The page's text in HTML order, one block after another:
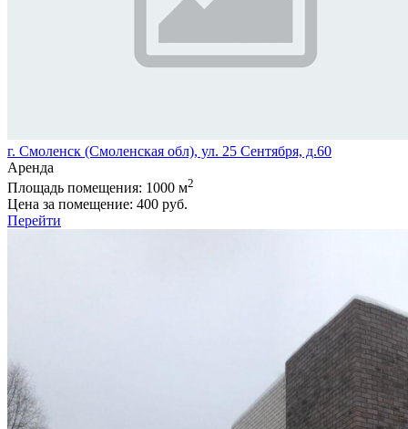
г. Смоленск (Смоленская обл), ул. 25 Сентября, д.60
Аренда
Площадь помещения: 1000 м2
Цена за помещение: 400 руб.
Перейти